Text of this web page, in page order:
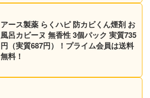
アース製薬 らくハピ 防カビくん煙剤 お
風呂カビーヌ 無香性 3個パック 実質735
円（実質687円）！プライム会員は送料
無料！